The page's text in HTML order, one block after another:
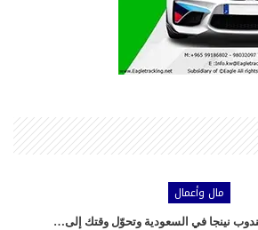
مال وأعمال
نينجا في السعودية وتحوّل وقتك إلى…